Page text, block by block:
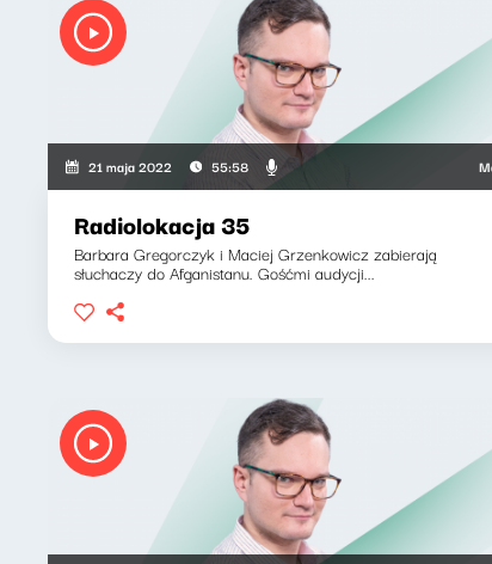
21 maja 2022 55:58
Radiolokacja 35
Barbara Gregorczyk i Maciej Grzenkowicz zabierają
słuchaczy do Afganistanu. Gośćmi audycji...